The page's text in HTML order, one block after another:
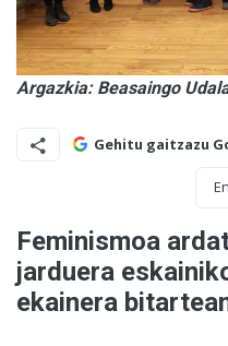
Argazkia: Beasaingo
Gehitu gaitzazu
Feminismoa
jarduera
ekainera